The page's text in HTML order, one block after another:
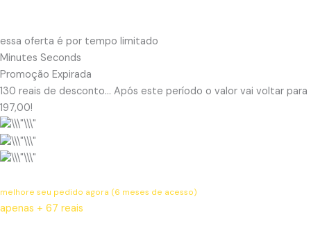
essa oferta é por tempo limitado
Minutes Seconds
Promoção Expirada
130 reais de desconto… Após este período o valor vai voltar para
197,00!
melhore seu pedido agora (6 meses de acesso)
apenas + 67 reais